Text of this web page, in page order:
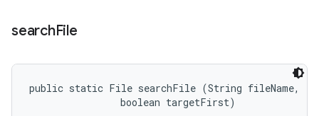
searchFile
public static File searchFile (String fileName,
                boolean targetFirst)